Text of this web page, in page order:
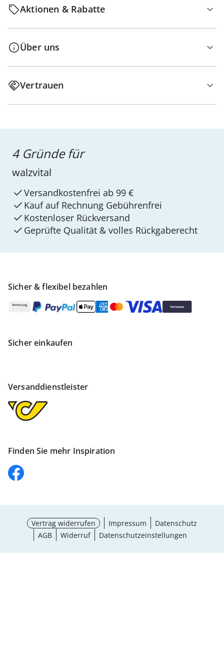
Aktionen & Rabatte
Über uns
Vertrauen
Sicher & flexibel bezahlen
Sicher einkaufen
Versanddienstleister
Finden Sie mehr Inspiration
4 Gründe für
walzvital
Versandkostenfrei ab 99 €
Kauf auf Rechnung Gebührenfrei
Kostenloser Rückversand
Geprüfte Qualität & volles Rückgaberecht
Vertrag widerrufen Impressum
Datenschutz
AGB
Widerruf Datenschutzeinstellungen